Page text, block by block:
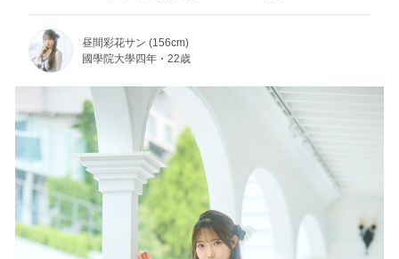
昼間彩花サン (156cm)
國學院大學四年・22歳